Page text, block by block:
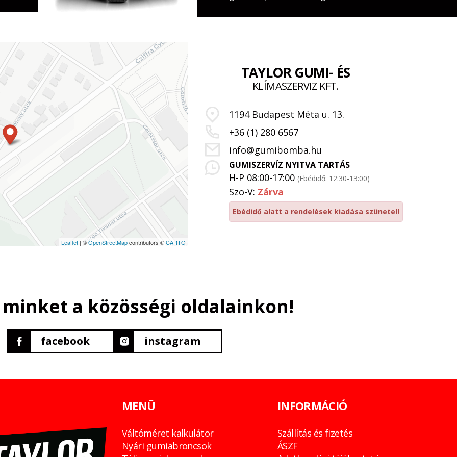
Leaflet | ©OpenStreetMapcontributors ©CARTO
TAYLOR GUMI- ÉS
KLÍMASZERVIZ KFT.
1194 Budapest Méta u. 13.
+36 (1) 280 6567
info@gumibomba.hu
GUMISZERVÍZ NYITVA TARTÁS
H-P 08:00-17:00 (Ebédidő: 12:30-13:00)
Szo-V: Zárva
Ebédidő alatt a rendelések kiadása szünetel!
minket a közösségi oldalainkon!
facebook instagram
MENÜ
Váltóméret kalkulátor
Nyári gumiabroncsok
INFORMÁCIÓ
Szállítás és fizetés
ÁSZF